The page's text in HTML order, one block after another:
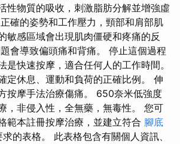
性物質的吸收，刺激脂肪分解並增強虛
確的姿勢和工作壓力，頸部和肩部肌
敏感區域會出現肌肉僵硬和疼痛的反
會導致偏頭痛和背痛。 停止這個過程
是快速按摩，適合任何人的工作時間。
定休息、運動和負荷的正確比例。 伸
按摩手法治療傷痛。 650奈米低強度
，非侵入性，全無藥，無毒性。 您可
範本註冊按摩治療，並建立符合 腳底
的表格。 此表格包含有關個人資訊、